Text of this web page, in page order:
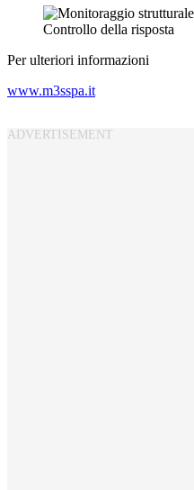
Controllo della risposta
Per ulteriori informazioni
www.m3sspa.it